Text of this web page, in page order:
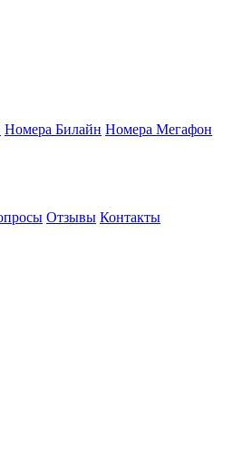
Номера Билайн Номера Мегафон
Отзывы Контакты